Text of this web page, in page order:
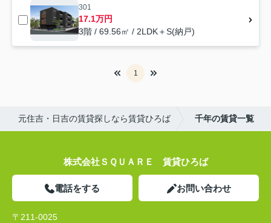
301
17.1万円
3階 / 69.56㎡ / 2LDK＋S(納戸)
1
元住吉・日吉の賃貸探しなら賃貸ひろば 千年の賃貸一覧
株式会社ＳＱＵＡＲＥ 賃貸ひろば
電話をする お問い合わせ
〒211-0025